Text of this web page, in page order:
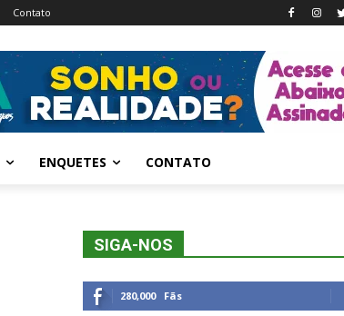
Contato
ENQUETES CONTATO
SIGA-NOS
280,000 Fãs